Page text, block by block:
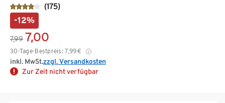
(175)
-12%
7,99 7,00
30-Tage-Bestpreis: 7,99€
inkl. MwSt.zzgl. Versandkosten
Zur Zeit nicht verfügbar